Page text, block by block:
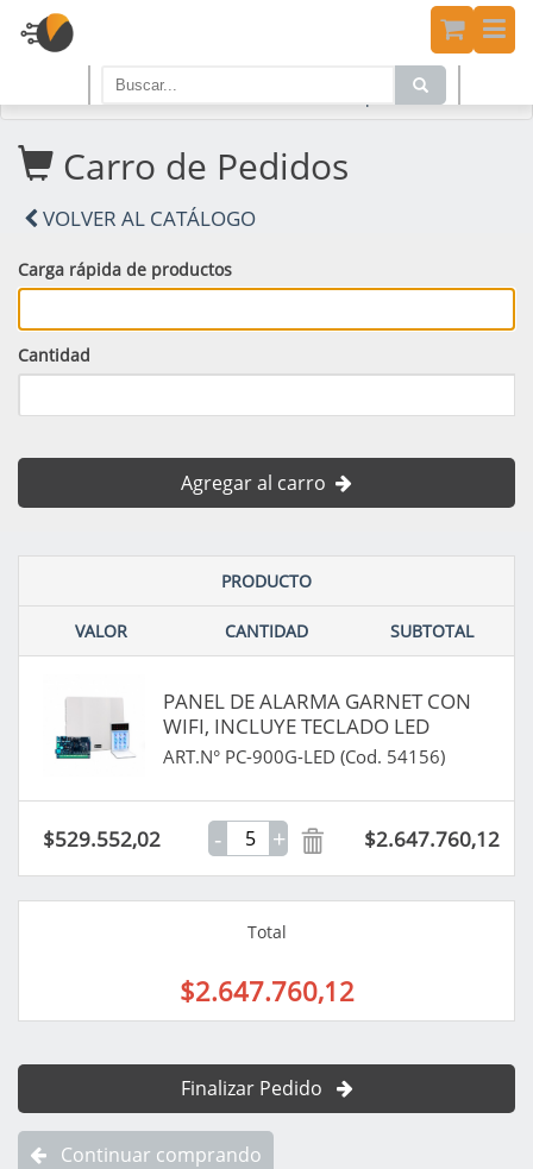
PRODUCTOS
Carro de Pedidos
VOLVER AL CATÁLOGO
Carga rápida de productos
Cantidad
Agregar al carro
PRODUCTO
VALOR CANTIDAD SUBTOTAL
PANEL DE ALARMA GARNET CON
WIFI, INCLUYE TECLADO LED
ART.N° PC-900G-LED (Cod. 54156)
$529.552,02 - + $2.647.760,12
Total
$2.647.760,12
Finalizar Pedido
Continuar comprando